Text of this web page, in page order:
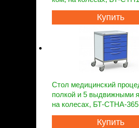
Купить
Стол медицинский
полкой и 5 выдвижными
на колесах, БТ-СТНА-365
Купить